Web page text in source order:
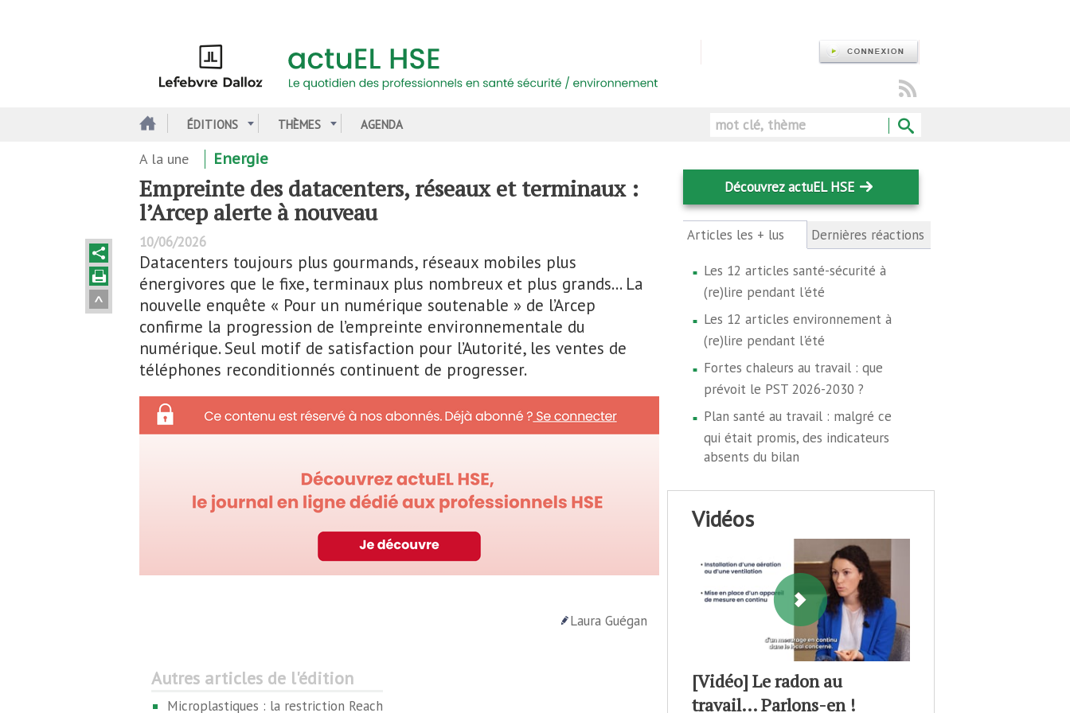
ÉDITIONS THÈMES AGENDA Rechercher
A la une Energie
Empreinte des datacenters, réseaux et terminaux :
l’Arcep alerte à nouveau
10/06/2026
Datacenters toujours plus gourmands, réseaux mobiles plus
énergivores que le fixe, terminaux plus nombreux et plus grands... La
nouvelle enquête « Pour un numérique soutenable » de l’Arcep
confirme la progression de l’empreinte environnementale du
numérique. Seul motif de satisfaction pour l’Autorité, les ventes de
téléphones reconditionnés continuent de progresser.
Laura Guégan
Autres articles de l'édition
Microplastiques : la restriction Reach
Découvrez actuEL HSE
Articles les + lus (onglet
actif)
Dernières réactions
Les 12 articles santé-sécurité à
(re)lire pendant l'été
Les 12 articles environnement à
(re)lire pendant l'été
Fortes chaleurs au travail : que
prévoit le PST 2026-2030 ?
Plan santé au travail : malgré ce
qui était promis, des indicateurs
absents du bilan
vidéos
[Vidéo] Le radon au
travail… Parlons-en !